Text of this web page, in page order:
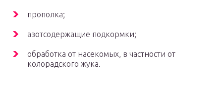
прополка;
азотсодержащие подкормки;
обработка от насекомых, в частности от
колорадского жука.